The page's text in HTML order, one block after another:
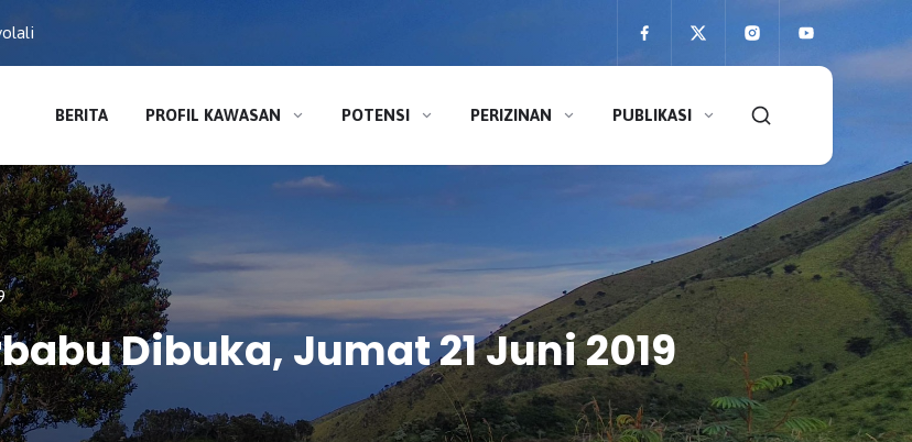
BERITA PROFIL KAWASAN POTENSI PERIZINAN PUBLIKASI
Dibuka, Jumat 21 Juni 2019